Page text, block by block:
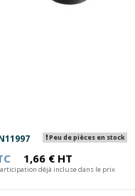
Peu de pièces en stock
1,66 € HT
déjà incluse dans le prix